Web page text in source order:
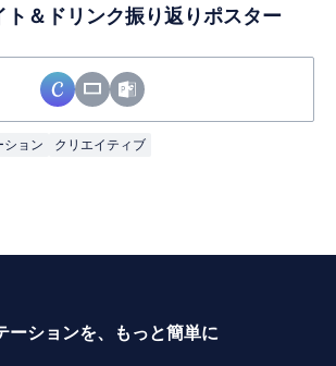
＆ドリンク振り返りポスター
ション クリエイティブ
ーションを、もっと簡単に